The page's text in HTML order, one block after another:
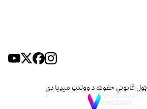
قانوني حقونه د وولنټ میډیا دي